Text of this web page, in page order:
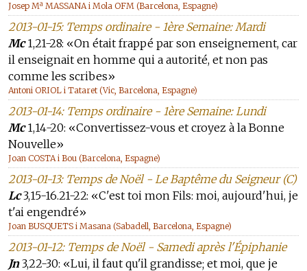
Josep Mª MASSANA i Mola OFM (Barcelona, Espagne)
2013-01-15: Temps ordinaire - 1ère Semaine: Mardi
Mc1,21-28: «On était frappé par son enseignement, car
il enseignait en homme qui a autorité, et non pas
comme les scribes»
Antoni ORIOL i Tataret (Vic, Barcelona, Espagne)
2013-01-14: Temps ordinaire - 1ère Semaine: Lundi
Mc1,14-20: «Convertissez-vous et croyez à la Bonne
Nouvelle»
Joan COSTA i Bou (Barcelona, Espagne)
2013-01-13: Temps de Noël - Le Baptême du Seigneur (C)
Lc3,15-16.21-22: «C'est toi mon Fils: moi, aujourd'hui, je
t'ai engendré»
Joan BUSQUETS i Masana (Sabadell, Barcelona, Espagne)
2013-01-12: Temps de Noël - Samedi après l'Épiphanie
Jn3,22-30: «Lui, il faut qu'il grandisse; et moi, que je